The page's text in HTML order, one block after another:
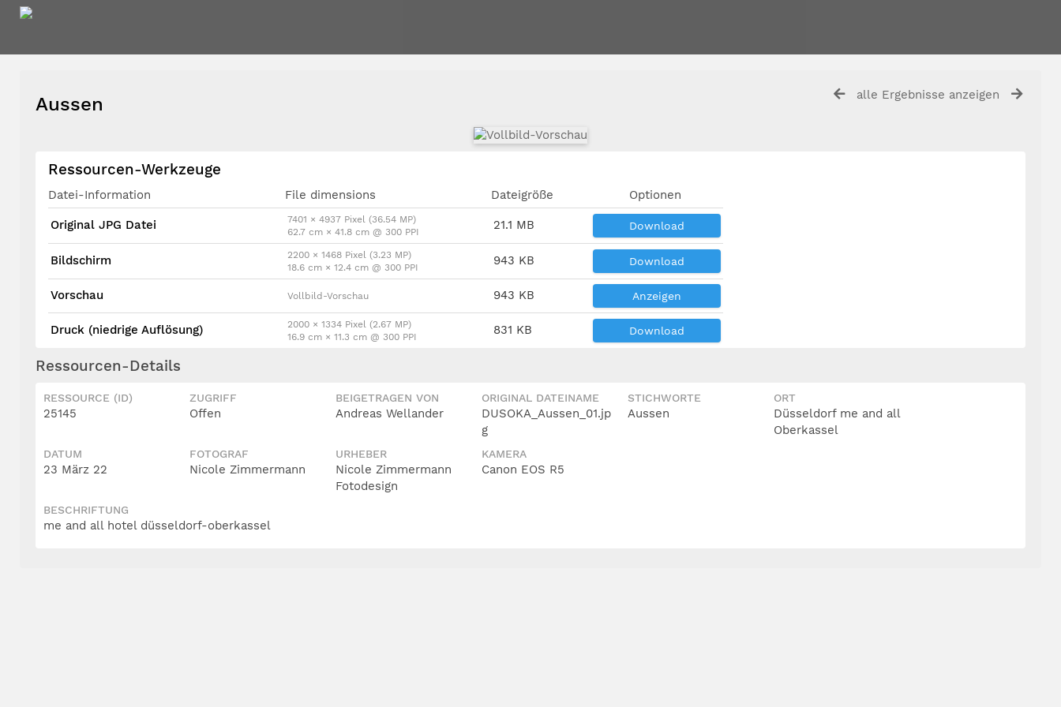
alle Ergebnisse anzeigen
Aussen
Ressourcen-Werkzeuge
Datei-Information File dimensions Dateigröße Optionen
Original JPG Datei
7401 × 4937 Pixel (36.54 MP)
62.7 cm × 41.8 cm @ 300 PPI
21.1 MB Download
Bildschirm
2200 × 1468 Pixel (3.23 MP)
18.6 cm × 12.4 cm @ 300 PPI
943 KB Download
Vorschau Vollbild-Vorschau 943 KB Anzeigen
Druck (niedrige Auflösung)
2000 × 1334 Pixel (2.67 MP)
16.9 cm × 11.3 cm @ 300 PPI
831 KB Download
Ressourcen-Details
RESSOURCE (ID)
25145
ZUGRIFF
Offen
BEIGETRAGEN VON
Andreas Wellander
ORIGINAL DATEINAME
DUSOKA_Aussen_01.jp
g
STICHWORTE
Aussen
ORT
Düsseldorf me and all
Oberkassel
DATUM
23 März 22
FOTOGRAF
Nicole Zimmermann
URHEBER
Nicole Zimmermann
Fotodesign
KAMERA
Canon EOS R5
BESCHRIFTUNG
me and all hotel düsseldorf-oberkassel